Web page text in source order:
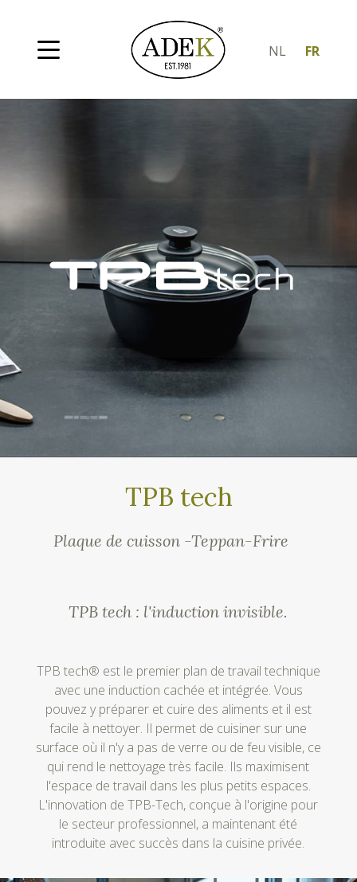
NL FR
TPB tech
Plaque de cuisson -Teppan-Frire
TPB tech : l'induction invisible.
TPB tech® est le premier plan de travail technique
avec une induction cachée et intégrée. Vous
pouvez y préparer et cuire des aliments et il est
facile à nettoyer. Il permet de cuisiner sur une
surface où il n'y a pas de verre ou de feu visible, ce
qui rend le nettoyage très facile. Ils maximisent
l'espace de travail dans les plus petits espaces.
L'innovation de TPB-Tech, conçue à l'origine pour
le secteur professionnel, a maintenant été
introduite avec succès dans la cuisine privée.